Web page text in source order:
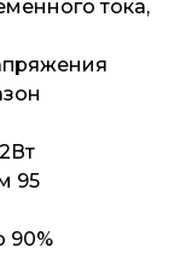
тока,
95
90%